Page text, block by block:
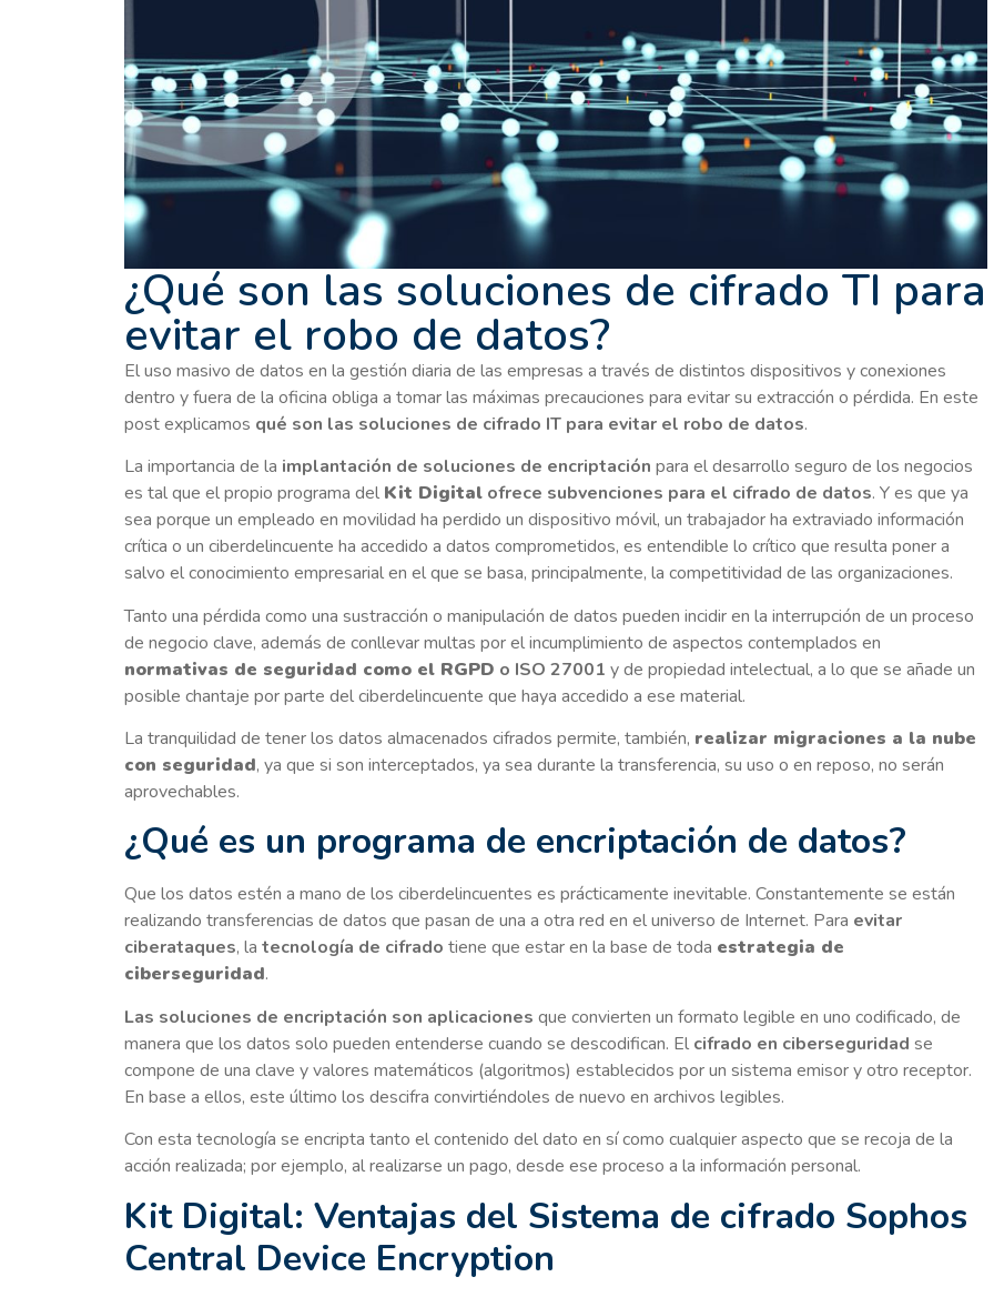
¿Qué son las soluciones de cifrado TI para
evitar el robo de datos?
El uso masivo de datos en la gestión diaria de las empresas a través de distintos dispositivos y conexiones
dentro y fuera de la oficina obliga a tomar las máximas precauciones para evitar su extracción o pérdida. En este
post explicamos qué son las soluciones de cifrado IT para evitar el robo de datos.
La importancia de la implantación de soluciones de encriptación para el desarrollo seguro de los negocios
es tal que el propio programa del Kit Digital ofrece subvenciones para el cifrado de datos. Y es que ya
sea porque un empleado en movilidad ha perdido un dispositivo móvil, un trabajador ha extraviado información
crítica o un ciberdelincuente ha accedido a datos comprometidos, es entendible lo crítico que resulta poner a
salvo el conocimiento empresarial en el que se basa, principalmente, la competitividad de las organizaciones.
Tanto una pérdida como una sustracción o manipulación de datos pueden incidir en la interrupción de un proceso
de negocio clave, además de conllevar multas por el incumplimiento de aspectos contemplados en
normativas de seguridad como el RGPD o ISO 27001 y de propiedad intelectual, a lo que se añade un
posible chantaje por parte del ciberdelincuente que haya accedido a ese material.
La tranquilidad de tener los datos almacenados cifrados permite, también, realizar migraciones a la nube
con seguridad, ya que si son interceptados, ya sea durante la transferencia, su uso o en reposo, no serán
aprovechables.
¿Qué es un programa de encriptación de datos?
Que los datos estén a mano de los ciberdelincuentes es prácticamente inevitable. Constantemente se están
realizando transferencias de datos que pasan de una a otra red en el universo de Internet. Para evitar
ciberataques, la tecnología de cifrado tiene que estar en la base de toda estrategia de
ciberseguridad.
Las soluciones de encriptación son aplicaciones que convierten un formato legible en uno codificado, de
manera que los datos solo pueden entenderse cuando se descodifican. El cifrado en ciberseguridad se
compone de una clave y valores matemáticos (algoritmos) establecidos por un sistema emisor y otro receptor.
En base a ellos, este último los descifra convirtiéndoles de nuevo en archivos legibles.
Con esta tecnología se encripta tanto el contenido del dato en sí como cualquier aspecto que se recoja de la
acción realizada; por ejemplo, al realizarse un pago, desde ese proceso a la información personal.
Kit Digital: Ventajas del Sistema de cifrado Sophos
Central Device Encryption